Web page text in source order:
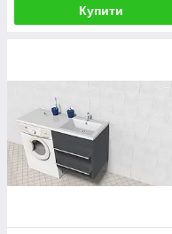
Купити